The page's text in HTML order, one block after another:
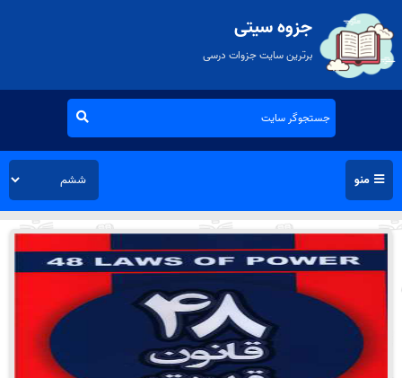
جزوه سیتی
برترین سایت جزوات درسی
منو